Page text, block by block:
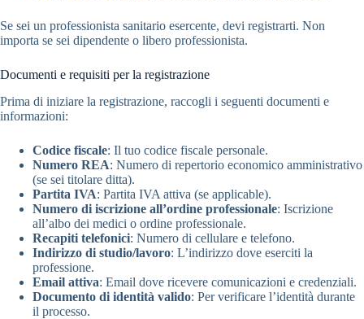
Se sei un professionista sanitario esercente, devi registrarti. Non
importa se sei dipendente o libero professionista.
Documenti e requisiti per la registrazione
Prima di iniziare la registrazione, raccogli i seguenti documenti e
informazioni:
Codice fiscale: Il tuo codice fiscale personale.
Numero REA: Numero di repertorio economico amministrativo
(se sei titolare ditta).
Partita IVA: Partita IVA attiva (se applicable).
Numero di iscrizione all’ordine professionale: Iscrizione
all’albo dei medici o ordine professionale.
Recapiti telefonici: Numero di cellulare e telefono.
Indirizzo di studio/lavoro: L’indirizzo dove eserciti la
professione.
Email attiva: Email dove ricevere comunicazioni e credenziali.
Documento di identità valido: Per verificare l’identità durante
il processo.